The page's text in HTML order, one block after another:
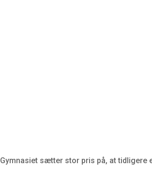
Gymnasiet sætter stor pris på, at tidligere